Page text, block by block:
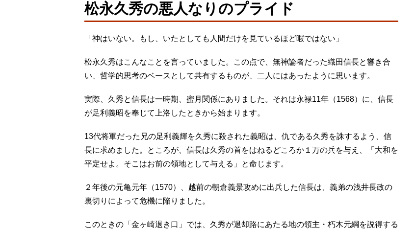
松永久秀の悪人なりのプライド
「神はいない。もし、いたとしても人間だけを見ているほど暇ではない」
松永久秀はこんなことを言っていました。この点で、無神論者だった織田信長と響き合
い、哲学的思考のベースとして共有するものが、二人にはあったように思います。
実際、久秀と信長は一時期、蜜月関係にありました。それは永禄11年（1568）に、信長
が足利義昭を奉じて上洛したときから始まります。
13代将軍だった兄の足利義輝を久秀に殺された義昭は、仇である久秀を誅するよう、信
長に求めました。ところが、信長は久秀の首をはねるどころか１万の兵を与え、「大和を
平定せよ。そこはお前の領地として与える」と命じます。
２年後の元亀元年（1570）、越前の朝倉義景攻めに出兵した信長は、義弟の浅井長政の
裏切りによって危機に陥りました。
このときの「金ヶ崎退き口」では、久秀が退却路にあたる地の領主・朽木元綱を説得する